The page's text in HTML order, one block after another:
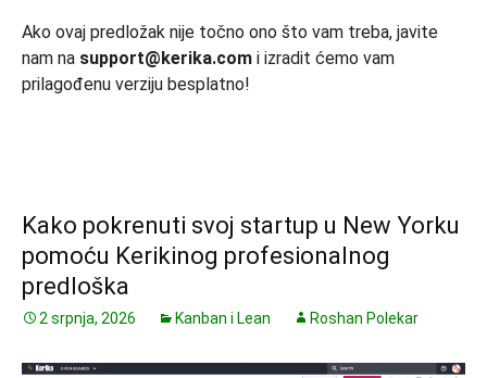
Ako ovaj predložak nije točno ono što vam treba, javite
nam na support@kerika.com i izradit ćemo vam
prilagođenu verziju besplatno!
Kako pokrenuti svoj startup u New Yorku
pomoću Kerikinog profesionalnog
predloška
2 srpnja, 2026 Kanban i Lean Roshan Polekar